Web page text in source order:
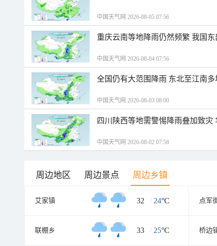
中国天气网 2026-08-05 07:56
重庆云南等地降雨仍然频繁 我国
中国天气网 2026-08-04 07:56
全国仍有大范围降雨 东北至江南
中国天气网 2026-08-03 08:00
四川陕西等地需警惕降雨叠加致
中国天气网 2026-08-02 07:58
周边地区 周边景点 周边乡镇
艾家镇 32 / 24°C 点军
联棚乡 33 / 25°C 桥边